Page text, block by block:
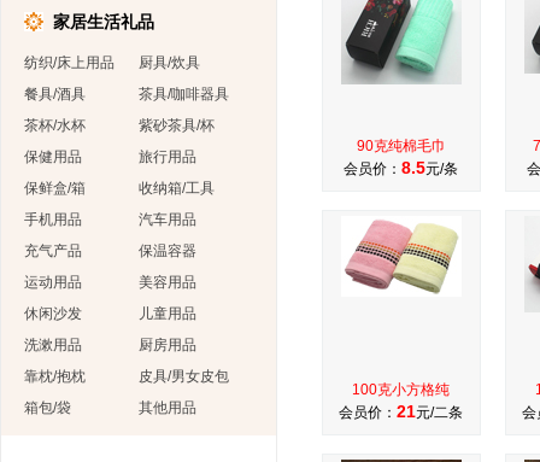
家居生活礼品
纺织/床上用品
厨具/炊具
餐具/酒具
茶具/咖啡器具
茶杯/水杯
紫砂茶具/杯
保健用品
旅行用品
保鲜盒/箱
收纳箱/工具
手机用品
汽车用品
充气产品
保温容器
运动用品
美容用品
休闲沙发
儿童用品
洗漱用品
厨房用品
靠枕/抱枕
皮具/男女皮包
箱包/袋
其他用品
90克纯棉毛巾
会员价： 8.5元/条
100克小方格纯
会员价： 21元/二条
会